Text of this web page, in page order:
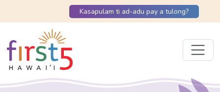
Kasapulam ti ad-adu pay a tulong?